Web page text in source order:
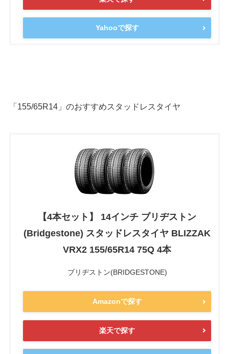
Yahooで探す
「155/65R14」のおすすめスタッドレスタイヤ
【4本セット】 14インチ ブリヂストン
(Bridgestone) スタッドレスタイヤ BLIZZAK
VRX2 155/65R14 75Q 4本
ブリヂストン(BRIDGESTONE)
Amazonで探す
楽天で探す